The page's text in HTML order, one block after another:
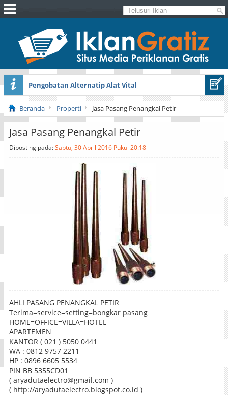
Pengobatan Alternatip Alat Vital
Pita Cantik Pesona
Beranda Properti Jasa Pasang Penangkal Petir
Jasa Pasang Penangkal Petir
Diposting pada:Sabtu, 30 April 2016 Pukul 20:18
AHLI PASANG PENANGKAL PETIR
Terima=service=setting=bongkar pasang
HOME=OFFICE=VILLA=HOTEL
APARTEMEN
KANTOR ( 021 ) 5050 0441
WA : 0812 9757 2211
HP : 0896 6605 5534
PIN BB 5355CD01
( aryadutaelectro@gmail.com )
( http://aryadutaelectro.blogspot.co.id )